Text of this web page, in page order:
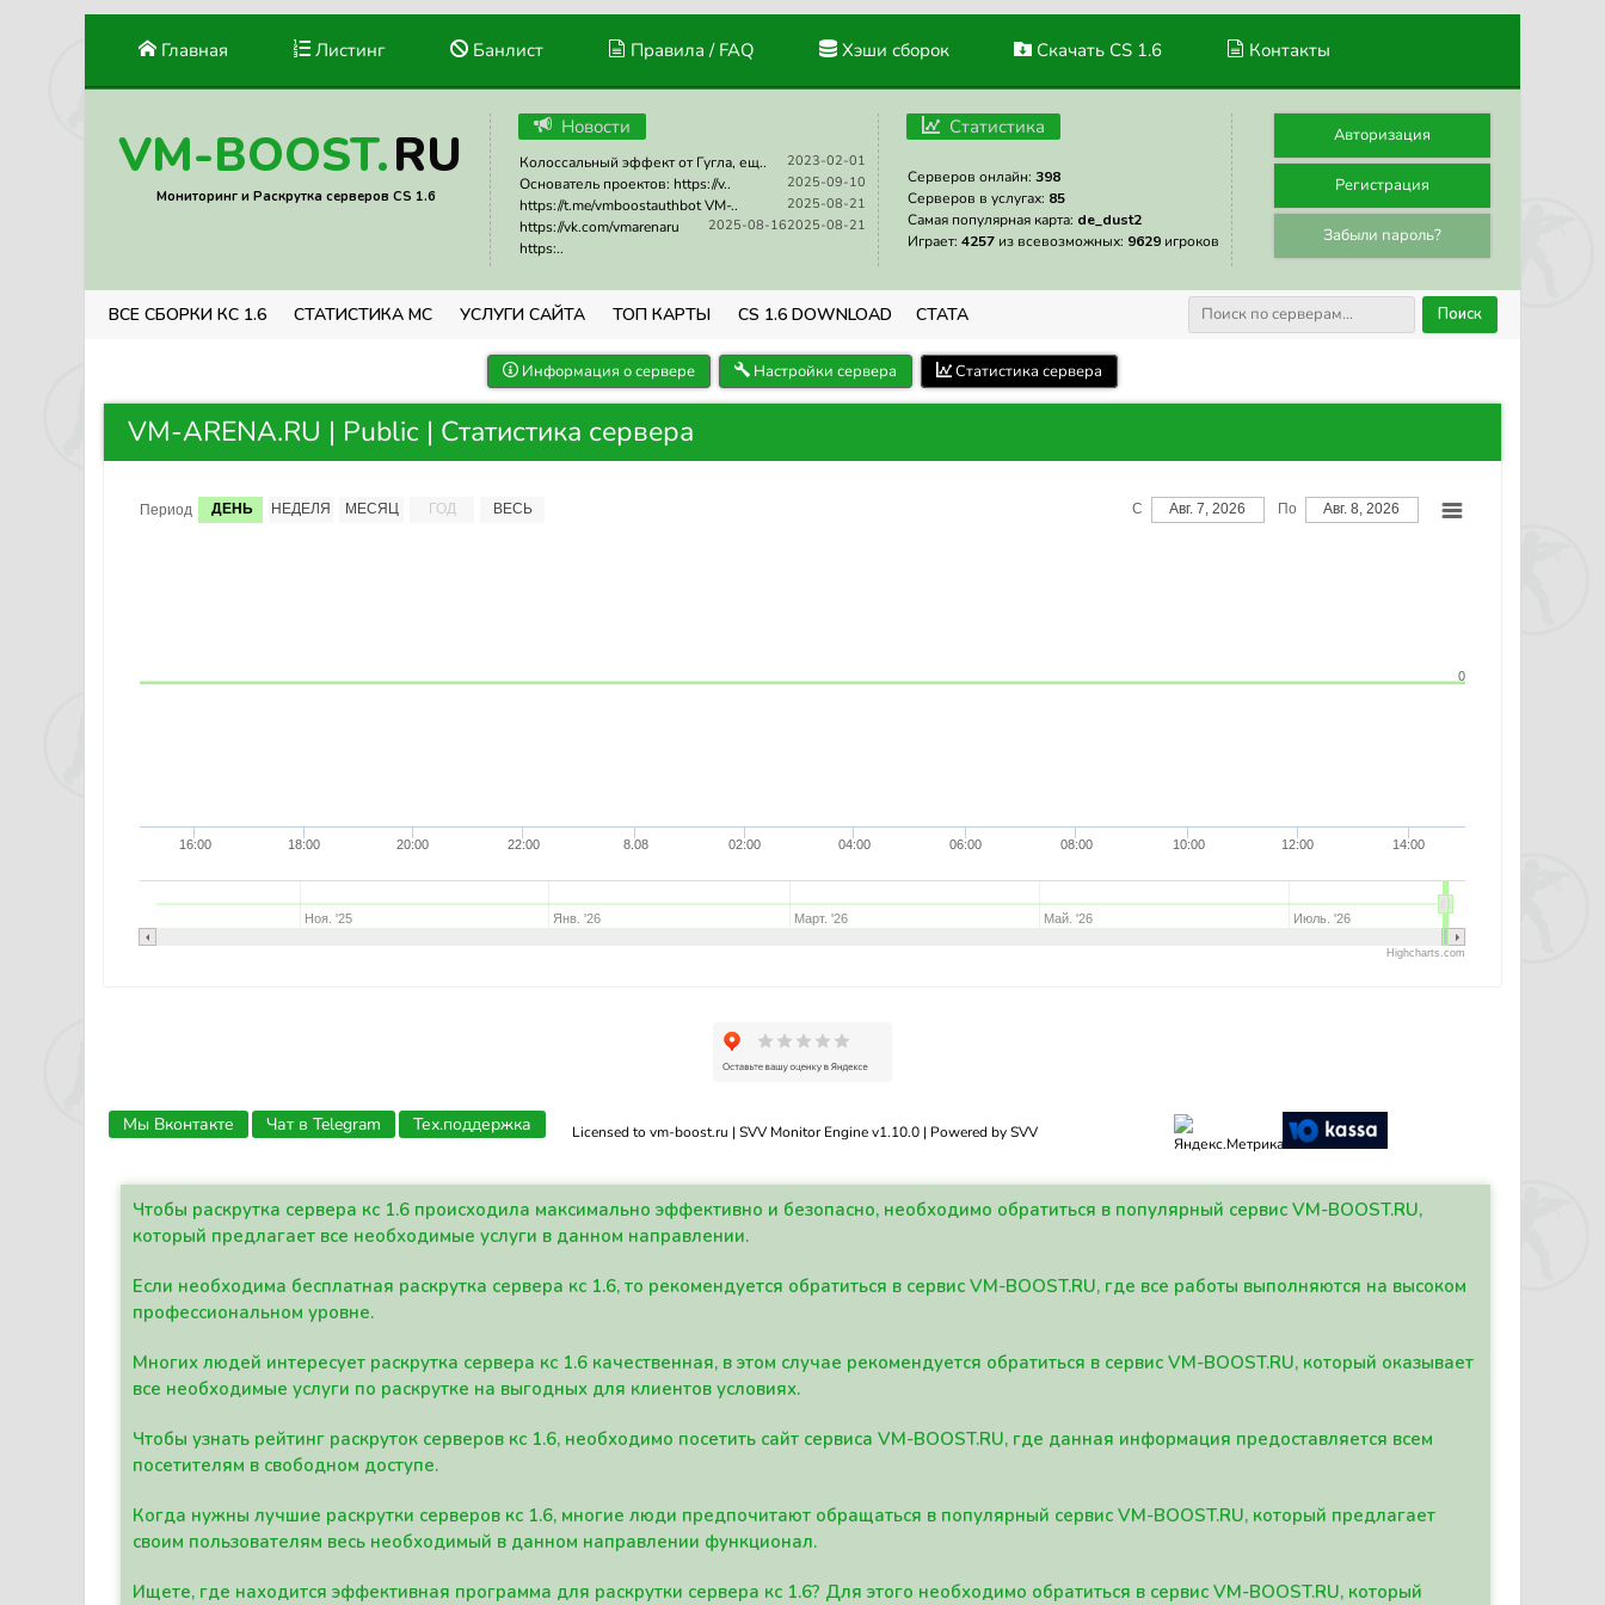
Главная Листинг Банлист Правила / FAQ Хэши сборок Скачать CS 1.6 Контакты
VM-BOOST.RU
Мониторинг и Раскрутка серверов CS 1.6
Новости
2023-02-01
Колоссальный эффект от Гугла, ещ..
2025-09-10
Основатель проектов: https://v..
2025-08-21
https://t.me/vmboostauthbot VM-..
2025-08-21
2025-08-16
https://vk.com/vmarenaru
https:..
Статистика
Серверов онлайн: 398
Серверов в услугах: 85
Самая популярная карта: de_dust2
Играет: 4257 из всевозможных: 9629 игроков
Авторизация
Регистрация
Забыли пароль?
ВСЕ СБОРКИ КС 1.6 СТАТИСТИКА МС УСЛУГИ САЙТА ТОП КАРТЫ CS 1.6 DOWNLOAD СТАТА Поиск
Информация о сервере Настройки сервера Статистика сервера
VM-ARENA.RU | Public | Статистика сервера
Период ДЕНЬ НЕДЕЛЯ МЕСЯЦ ГОД ВЕСЬ С Авг. 7, 2026 По Авг. 8, 2026
16:00 18:00 20:00 22:00 8.08 02:00 04:00 06:00 08:00 10:00 12:00 14:00
Ноя. '25 Янв. '26 Март. '26 Май. '26 Июль. '26
0
Highcharts.com
Licensed to vm-boost.ru | SVV Monitor Engine v1.10.0 | Powered by SVV
Мы Вконтакте Чат в Telegram Тех.поддержка
Чтобы раскрутка сервера кс 1.6 происходила максимально эффективно и безопасно, необходимо обратиться в популярный сервис VM-BOOST.RU,
который предлагает все необходимые услуги в данном направлении.
Если необходима бесплатная раскрутка сервера кс 1.6, то рекомендуется обратиться в сервис VM-BOOST.RU, где все работы выполняются на высоком
профессиональном уровне.
Многих людей интересует раскрутка сервера кс 1.6 качественная, в этом случае рекомендуется обратиться в сервис VM-BOOST.RU, который оказывает
все необходимые услуги по раскрутке на выгодных для клиентов условиях.
Чтобы узнать рейтинг раскруток серверов кс 1.6, необходимо посетить сайт сервиса VM-BOOST.RU, где данная информация предоставляется всем
посетителям в свободном доступе.
Когда нужны лучшие раскрутки серверов кс 1.6, многие люди предпочитают обращаться в популярный сервис VM-BOOST.RU, который предлагает
своим пользователям весь необходимый в данном направлении функционал.
Ищете, где находится эффективная программа для раскрутки сервера кс 1.6? Для этого необходимо обратиться в сервис VM-BOOST.RU, который